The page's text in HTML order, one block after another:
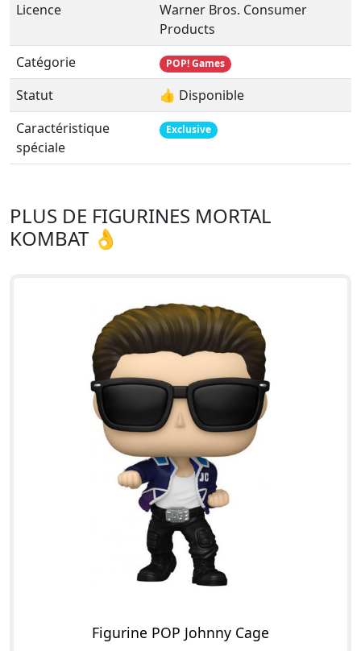
Licence
Warner Bros. Consumer
Products
Catégorie
POP! Games
Statut
👍 Disponible
Caractéristique
spéciale
Exclusive
PLUS DE FIGURINES MORTAL
KOMBAT 👌
Figurine POP Johnny Cage